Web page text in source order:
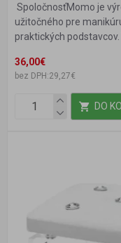
SpoločnosťMomo je
užitočného pre
praktických podstavcov.
36,00€
bez DPH:29,27€
DO